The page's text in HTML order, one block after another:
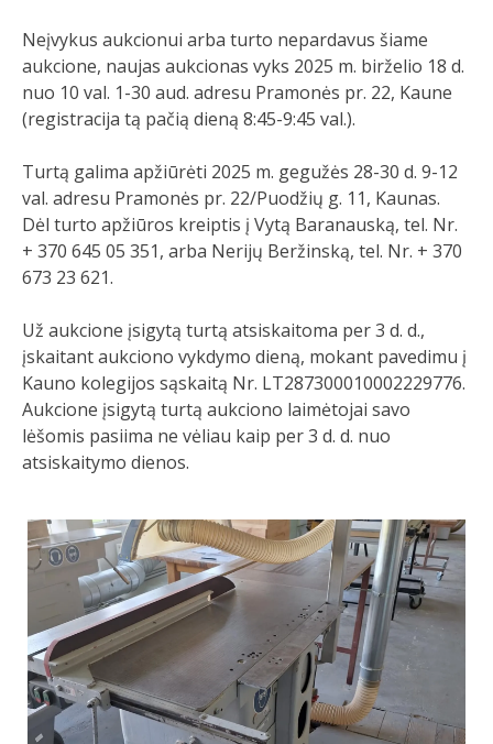
Neįvykus aukcionui arba turto nepardavus šiame
aukcione, naujas aukcionas vyks 2025 m. birželio 18 d.
nuo 10 val. 1-30 aud. adresu Pramonės pr. 22, Kaune
(registracija tą pačią dieną 8:45-9:45 val.).
Turtą galima apžiūrėti 2025 m. gegužės 28-30 d. 9-12
val. adresu Pramonės pr. 22/Puodžių g. 11, Kaunas.
Dėl turto apžiūros kreiptis į Vytą Baranauską, tel. Nr.
+ 370 645 05 351, arba Nerijų Beržinską, tel. Nr. + 370
673 23 621.
Už aukcione įsigytą turtą atsiskaitoma per 3 d. d.,
įskaitant aukciono vykdymo dieną, mokant pavedimu į
Kauno kolegijos sąskaitą Nr. LT287300010002229776.
Aukcione įsigytą turtą aukciono laimėtojai savo
lėšomis pasiima ne vėliau kaip per 3 d. d. nuo
atsiskaitymo dienos.